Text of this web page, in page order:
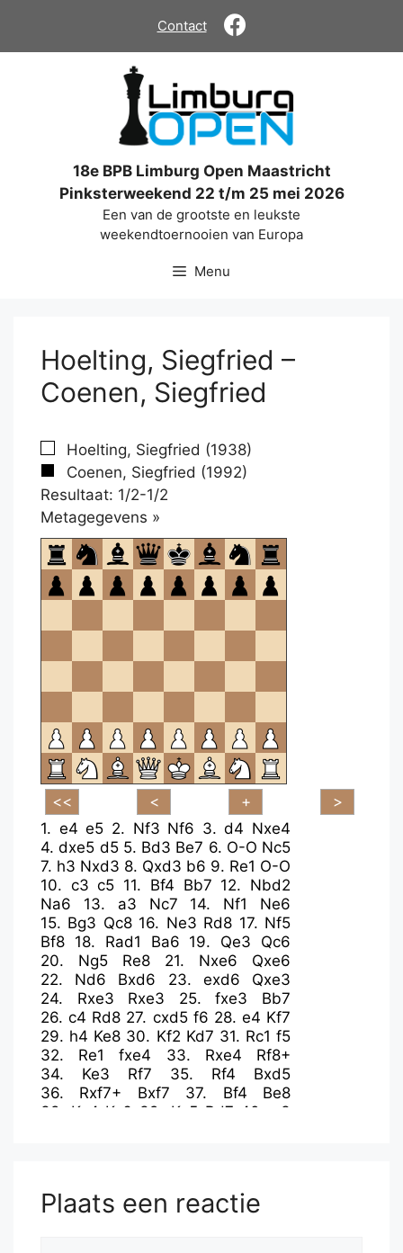
de
Contact
18e BPB Limburg Open Maastricht
Pinksterweekend 22 t/m 25 mei 2026
Een van de grootste en leukste
weekendtoernooien van Europa
Menu
Hoelting, Siegfried –
Coenen, Siegfried
Hoelting, Siegfried (1938)
Coenen, Siegfried (1992)
Resultaat: 1/2-1/2
Metagegevens »
om
te
openen.
1. e4 e5 2. Nf3 Nf6 3.d4 Nxe4
4.dxe5 d5 5. Bd3 Be7 6. O-O Nc5
7. h3 Nxd3 8. Qxd3 b6 9. Re1 O-O
10. c3 c5 11. Bf4 Bb7 12. Nbd2
Na6
13. a3 Nc7 14. Nf1
Ne6
15. Bg3 Qc8 16. Ne3 Rd8 17. Nf5
Bf8 18. Rad1 Ba6 19. Qe3
Qc6
20. Ng5 Re8 21. Nxe6
Qxe6
22. Nd6 Bxd6 23. exd6
Qxe3
24. Rxe3 Rxe3 25.fxe3
Bb7
26.c4 Rd8 27. cxd5 f6 28. e4 Kf7
29. h4 Ke8 30. Kf2 Kd7 31. Rc1 f5
32. Re1 fxe4 33. Rxe4
Rf8+
34. Ke3 Rf7 35. Rf4
Bxd5
36. Rxf7+ Bxf7 37. Bf4
Be8
38. Ke4 Kc6 39. Ke5 Bd7 40.
g3
Plaats een reactie